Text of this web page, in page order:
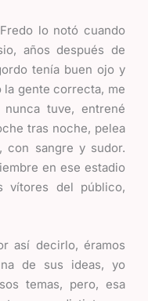
lo notó cuando
años después de
tenía buen ojo y
gente correcta, me
tuve, entrené
tras noche, pelea
con sangre y sudor.
en ese estadio
vítores del público,
así decirlo, éramos
de sus ideas, yo
temas, pero, esa